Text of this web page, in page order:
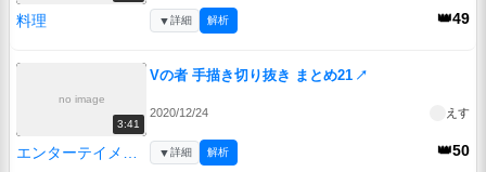
料理 👑49
▼詳細 解析
no image
3:41
Vの者 手描き切り抜き まとめ21 ↗
2020/12/24 えす
👑50
▼詳細 解析